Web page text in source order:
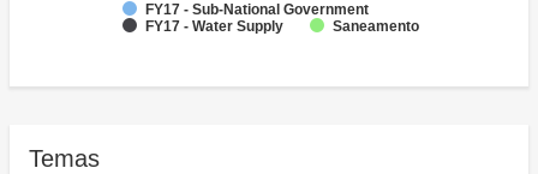
FY17 - Sub-National Government
FY17 - Water Supply
Saneamento
Temas